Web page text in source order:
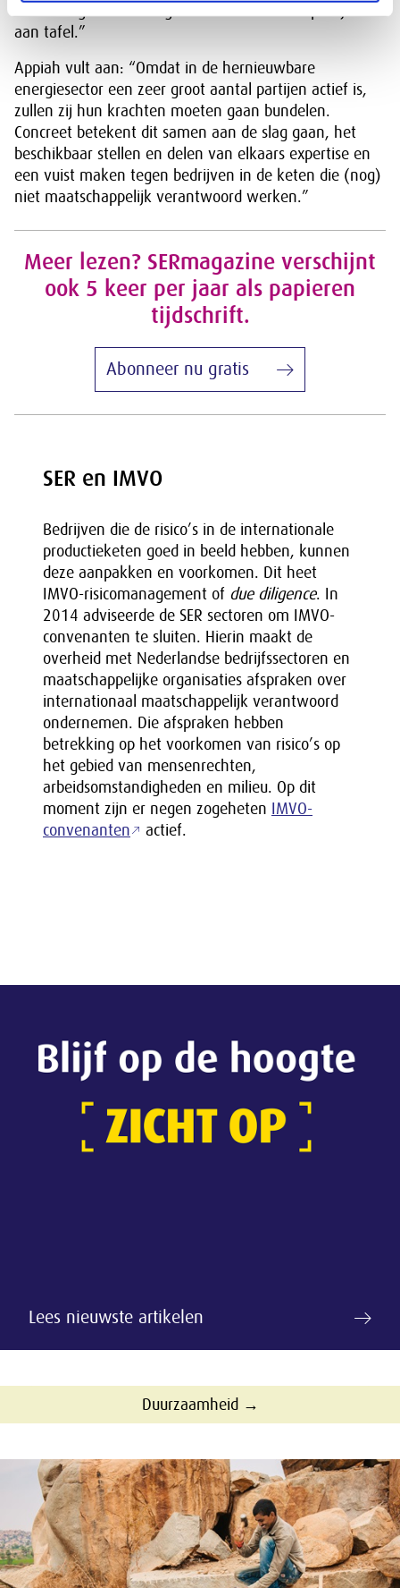
aan tafel.”
Appiah vult aan: “Omdat in de hernieuwbare
energiesector een zeer groot aantal partijen actief is,
zullen zij hun krachten moeten gaan bundelen.
Concreet betekent dit samen aan de slag gaan, het
beschikbaar stellen en delen van elkaars expertise en
een vuist maken tegen bedrijven in de keten die (nog)
niet maatschappelijk verantwoord werken.”
Meer lezen? SERmagazine verschijnt
ook 5 keer per jaar als papieren
tijdschrift.
Abonneer nu gratis
SER en IMVO
Bedrijven die de risico’s in de internationale
productieketen goed in beeld hebben, kunnen
deze aanpakken en voorkomen. Dit heet
IMVO-risicomanagement of due diligence. In
2014 adviseerde de SER sectoren om IMVO-
convenanten te sluiten. Hierin maakt de
overheid met Nederlandse bedrijfssectoren en
maatschappelijke organisaties afspraken over
internationaal maatschappelijk verantwoord
ondernemen. Die afspraken hebben
betrekking op het voorkomen van risico’s op
het gebied van mensenrechten,
arbeidsomstandigheden en milieu. Op dit
moment zijn er negen zogeheten IMVO-
convenanten
actief.
Lees nieuwste artikelen
Duurzaamheid →